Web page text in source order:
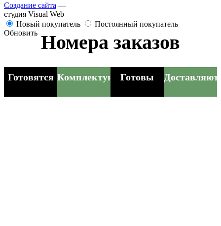
Создание сайта —
студия Visual Web
Новый покупатель
Постоянный покупатель
Обновить Номера заказов
Готовятся КомплектуютсяГотовы